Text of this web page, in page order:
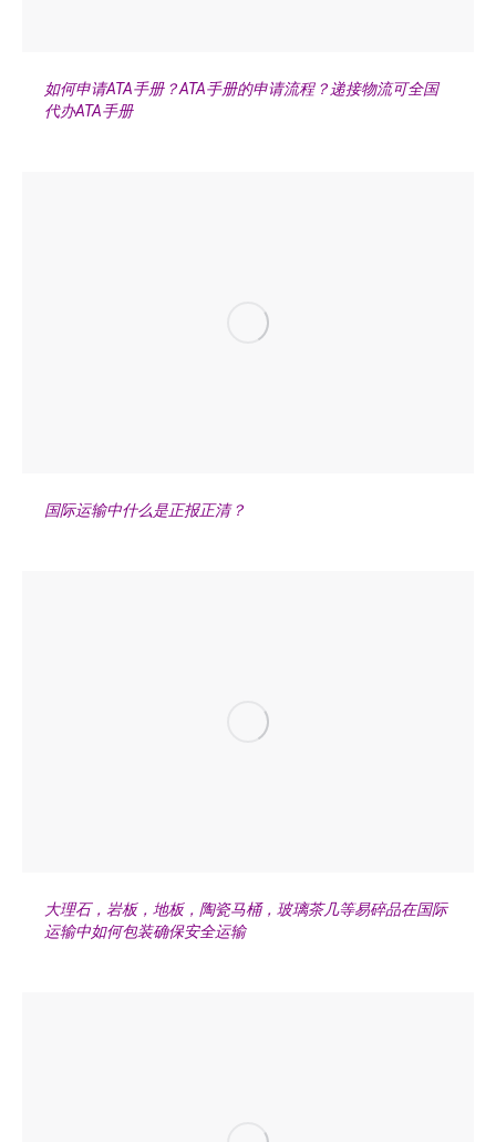
如何申请ATA手册？ATA手册的申请流程？递接物流可全国
代办ATA手册
国际运输中什么是正报正清？
大理石，岩板，地板，陶瓷马桶，玻璃茶几等易碎品在国际
运输中如何包装确保安全运输